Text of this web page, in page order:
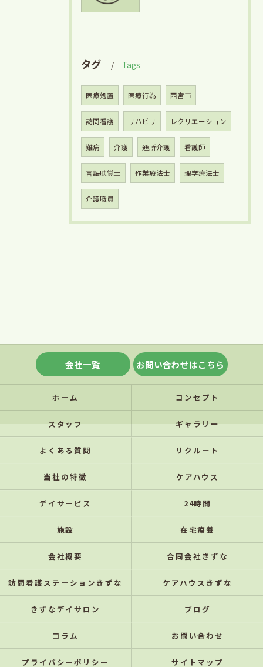
タグ Tags
医療処置 医療行為 西宮市
訪問看護 リハビリ レクリエーション
難病 介護 通所介護 看護師
言語聴覚士 作業療法士 理学療法士
介護職員
会社一覧 お問い合わせはこちら
ホーム コンセプト
スタッフ ギャラリー
よくある質問 リクルート
当社の特徴 ケアハウス
デイサービス 24時間
施設 在宅療養
会社概要 合同会社きずな
訪問看護ステーションきずな ケアハウスきずな
きずなデイサロン ブログ
コラム お問い合わせ
プライバシーポリシー サイトマップ